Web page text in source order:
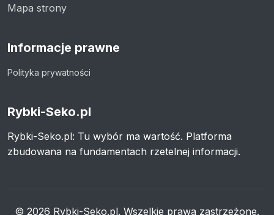
Mapa strony
Informacje prawne
Polityka prywatności
Rybki-Seko.pl
Rybki-Seko.pl: Tu wybór ma wartość. Platforma
zbudowana na fundamentach rzetelnej informacji.
© 2026 Rybki-Seko.pl. Wszelkie prawa zastrzeżone.